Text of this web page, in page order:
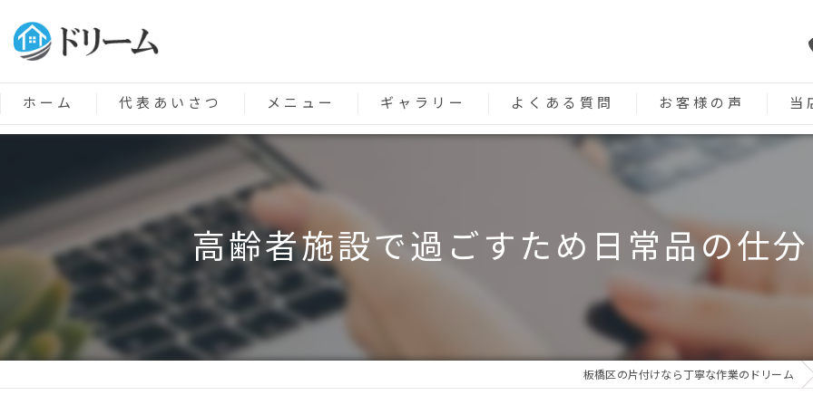
ホーム 代表あいさつ メニュー ギャラリー よくある質問 お客様の声 当
不
高齢者施設で過ごすため日常品の仕
板橋区の片付けなら丁寧な作業のドリーム